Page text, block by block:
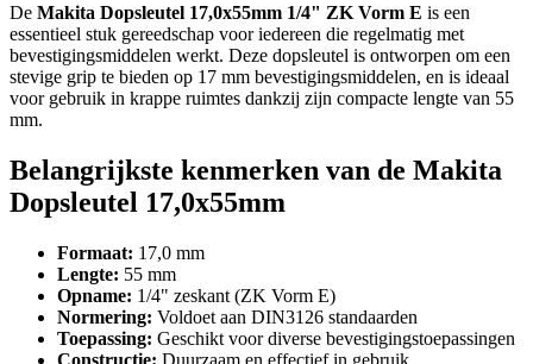
De Makita Dopsleutel 17,0x55mm 1/4" ZK Vorm E is een
essentieel stuk gereedschap voor iedereen die regelmatig met
bevestigingsmiddelen werkt. Deze dopsleutel is ontworpen om een
stevige grip te bieden op 17 mm bevestigingsmiddelen, en is ideaal
voor gebruik in krappe ruimtes dankzij zijn compacte lengte van 55
mm.
Belangrijkste kenmerken van de Makita
Dopsleutel 17,0x55mm
Formaat: 17,0 mm
Lengte: 55 mm
Opname: 1/4" zeskant (ZK Vorm E)
Normering: Voldoet aan DIN3126 standaarden
Toepassing: Geschikt voor diverse bevestigingstoepassingen
Constructie: Duurzaam en effectief in gebruik